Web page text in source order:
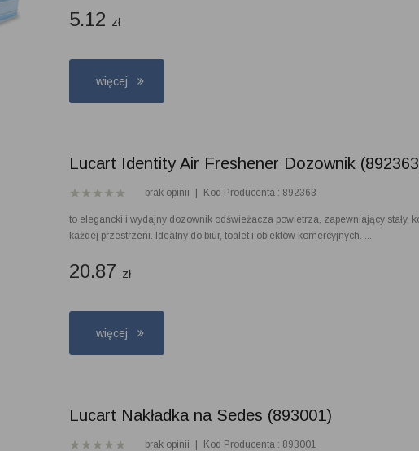
5.12 zł
więcej
Lucart Identity Air Freshener Dozownik
brak opinii Kod Producenta : 892363
to elegancki i wydajny dozownik odświeżacza powietrza, zapewniający stały,
każdej przestrzeni. Idealny do biur, toalet i obiektów komercyjnych. ...
20.87 zł
więcej
Lucart Nakładka na Sedes (893001)
brak opinii Kod Producenta : 893001